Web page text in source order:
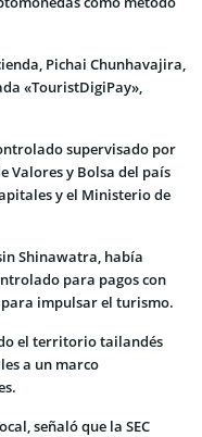
Pichai Chunhavajira,
«TouristDigiPay»,
supervisado por
Valores y Bolsa del país
y el Ministerio de
Shinawatra, había
para pagos con
impulsar el turismo.
el territorio tailandés
a un marco
señaló que la SEC